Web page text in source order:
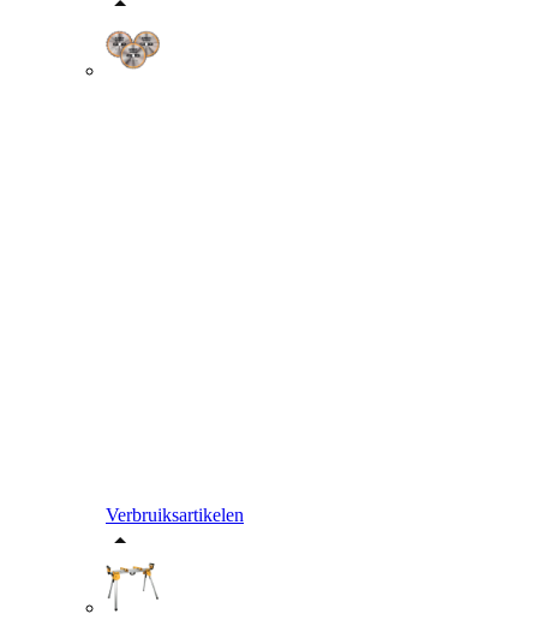
Verbruiksartikelen